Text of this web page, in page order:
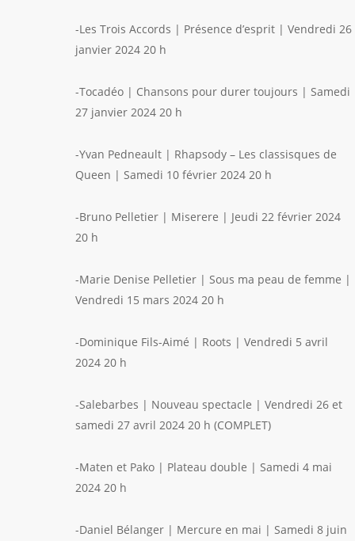
-Les Trois Accords | Présence d’esprit | Vendredi 26
janvier 2024 20 h
-Tocadéo | Chansons pour durer toujours | Samedi
27 janvier 2024 20 h
-Yvan Pedneault | Rhapsody – Les classisques de
Queen | Samedi 10 février 2024 20 h
-Bruno Pelletier | Miserere | Jeudi 22 février 2024
20 h
-Marie Denise Pelletier | Sous ma peau de femme |
Vendredi 15 mars 2024 20 h
-Dominique Fils-Aimé | Roots | Vendredi 5 avril
2024 20 h
-Salebarbes | Nouveau spectacle | Vendredi 26 et
samedi 27 avril 2024 20 h (COMPLET)
-Maten et Pako | Plateau double | Samedi 4 mai
2024 20 h
-Daniel Bélanger | Mercure en mai | Samedi 8 juin